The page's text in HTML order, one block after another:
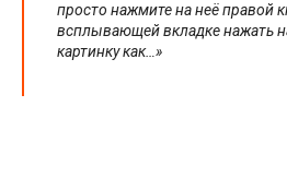
просто нажмите на неё правой
всплывающей вкладке нажать
картинку как…»